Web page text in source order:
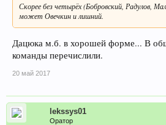
Скорее без четырёх (Бобровский, Радулов,
может Овечкин и лишний.
Дацюка м.б. в хорошей форме... В
команды перечислили.
20 май 2017
lekssys01
Оратор